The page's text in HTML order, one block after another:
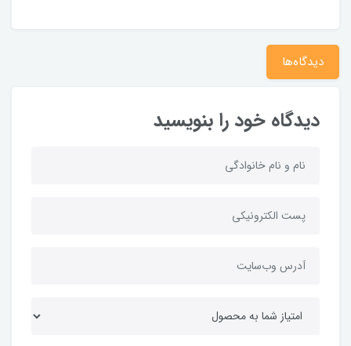
دیدگاه‌ها
دیدگاه خود را بنویسید